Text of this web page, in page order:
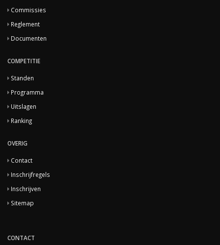
Commissies
Reglement
Documenten
COMPETITIE
Standen
Programma
Uitslagen
Ranking
OVERIG
Contact
Inschrijfregels
Inschrijven
Sitemap
CONTACT